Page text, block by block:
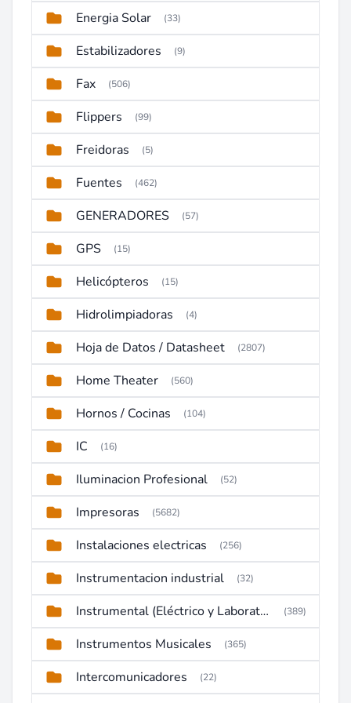
Energia Solar (33)
Estabilizadores (9)
Fax (506)
Flippers (99)
Freidoras (5)
Fuentes (462)
GENERADORES (57)
GPS (15)
Helicópteros (15)
Hidrolimpiadoras (4)
Hoja de Datos / Datasheet (2807)
Home Theater (560)
Hornos / Cocinas (104)
IC (16)
Iluminacion Profesional (52)
Impresoras (5682)
Instalaciones electricas (256)
Instrumentacion industrial (32)
Instrumental (Eléctrico y Laboratorio) (389)
Instrumentos Musicales (365)
Intercomunicadores (22)